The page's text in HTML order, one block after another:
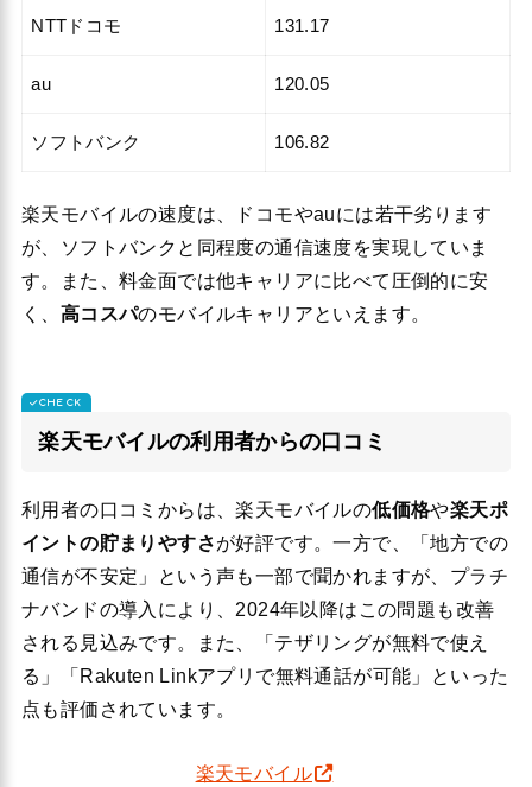
NTTドコモ 131.17
au 120.05
ソフトバンク 106.82
楽天モバイルの速度は、ドコモやauには若干劣ります
が、ソフトバンクと同程度の通信速度を実現していま
す。また、料金面では他キャリアに比べて圧倒的に安
く、 高コスパのモバイルキャリアといえます。
楽天モバイルの利用者からの口コミ
利用者の口コミからは、楽天モバイルの低価格や楽天ポ
イントの貯まりやすさが好評です。一方で、「地方での
通信が不安定」という声も一部で聞かれますが、プラチ
ナバンドの導入により、2024年以降はこの問題も改善
される見込みです。また、「テザリングが無料で使え
る」「Rakuten Linkアプリで無料通話が可能」といった
点も評価されています。
楽天モバイル